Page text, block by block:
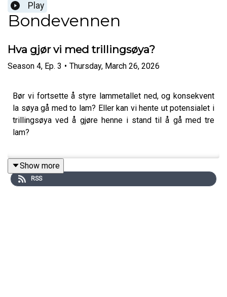
Play
Bondevennen
Hva gjør vi med trillingsøya?
Season 4, Ep. 3 • Thursday, March 26, 2026
Bør vi fortsette å styre lammetallet ned, og konsekvent
la søya gå med to lam? Eller kan vi hente ut potensialet i
trillingsøya ved å gjøre henne i stand til å gå med tre
lam?
Hør Bondevennens Ingvild Steinnes Luteberet ta
diskusjonen med veterinær og sauebonde Johan
Show more
RSS